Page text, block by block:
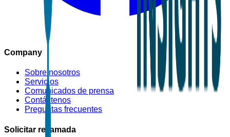
Company
Sobre nosotros
Servicios
Comunicados de prensa
Contáctenos
Preguntas frecuentes
Solicitar rellamada